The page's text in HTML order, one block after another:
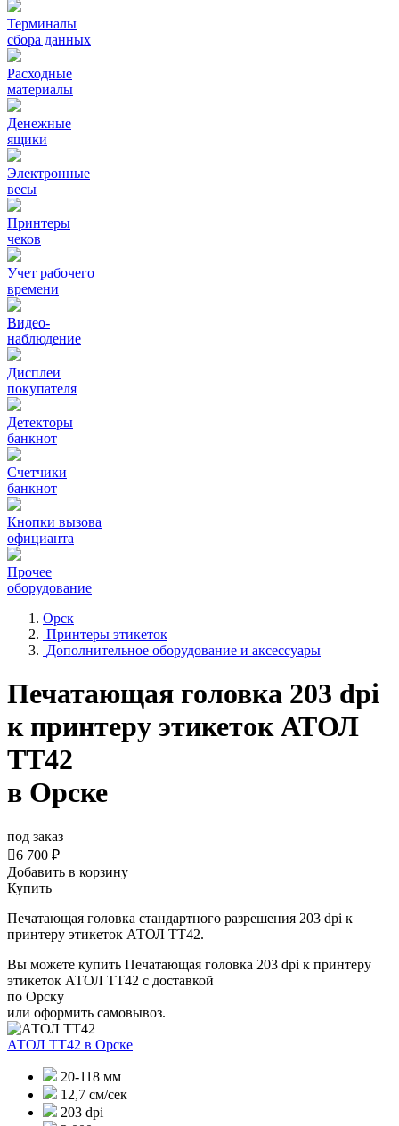
Терминалы
сбора данных
Расходные
материалы
Денежные
ящики
Электронные
весы
Принтеры
чеков
Учет рабочего
времени
Видео‑
наблюдение
Дисплеи
покупателя
Детекторы
банкнот
Счетчики
банкнот
Кнопки вызова
официанта
Прочее
оборудование
Орск
Принтеры этикеток
Дополнительное оборудование и аксессуары
Печатающая головка 203 dpi
к принтеру этикеток АТОЛ
ТТ42
в Орске
под заказ
6 700 ₽
Добавить в корзину
Купить
Печатающая головка стандартного разрешения 203 dpi к
принтеру этикеток АТОЛ ТТ42.
Вы можете купить Печатающая головка 203 dpi к принтеру
этикеток АТОЛ ТТ42 с доставкой
по Орску
или оформить самовывоз.
АТОЛ ТТ42 в Орске
20-118 мм
12,7 см/сек
203 dpi